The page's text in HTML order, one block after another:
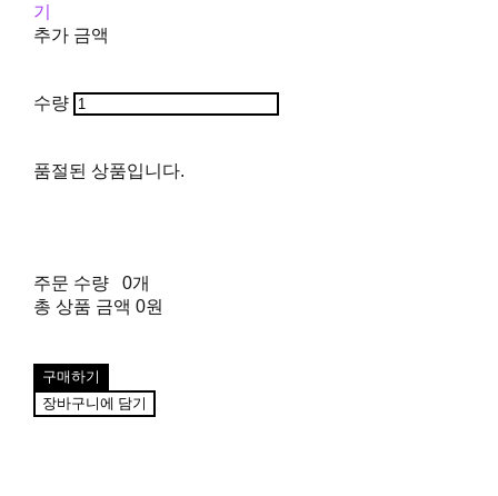
기
추가 금액
수량
품절된 상품입니다.
주문 수량
0개
총 상품 금액 0원
구매하기
장바구니에 담기